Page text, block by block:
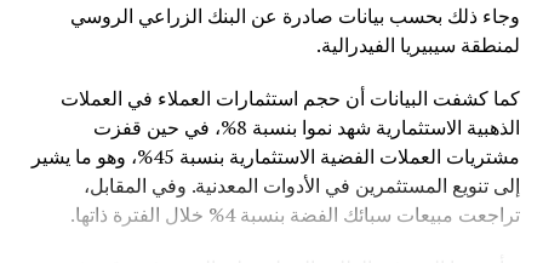
وجاء ذلك بحسب بيانات صادرة عن البنك الزراعي الروسي
لمنطقة سيبيريا الفيدرالية.
كما كشفت البيانات أن حجم استثمارات العملاء في العملات
الذهبية الاستثمارية شهد نموا بنسبة 8%، في حين قفزت
مشتريات العملات الفضية الاستثمارية بنسبة 45%، وهو ما يشير
إلى تنويع المستثمرين في الأدوات المعدنية. وفي المقابل،
تراجعت مبيعات سبائك الفضة بنسبة 4% خلال الفترة ذاتها.